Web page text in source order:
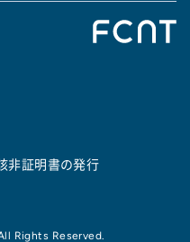
非証明書の発行
Rights Reserved.